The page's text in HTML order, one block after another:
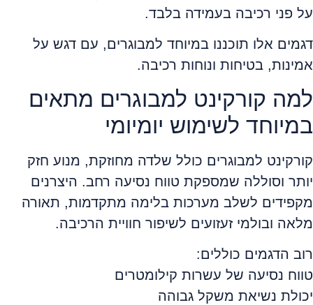
על פני רכיבה בעמידה בלבד.
דגמים אלו תוכננו במיוחד למבוגרים, עם דגש על
אמינות, בטיחות ונוחות רכיבה.
למה קורקינט למבוגרים מתאים
במיוחד לשימוש יומיומי
קורקינט למבוגרים כולל שלדה מחוזקת, מנוע חזק
יותר וסוללה שמספקת טווח נסיעה רחב. היצרנים
מקפידים לשלב מערכות בלימה מתקדמות, תאורה
מלאה ובולמי זעזועים לשיפור חוויית הרכיבה.
רוב הדגמים כוללים:
טווח נסיעה של עשרות קילומטרים
יכולת נשיאת משקל גבוהה